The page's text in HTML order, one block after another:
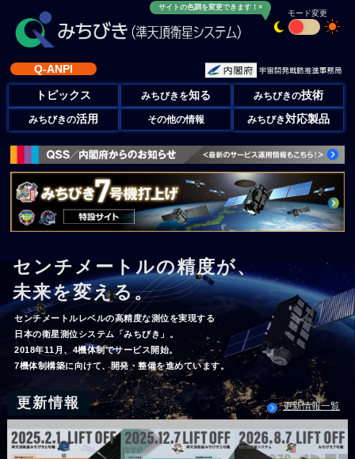
サイトの色調を変更できます！×
モード変更
Q-ANPI
トピックス みちびきを知る みちびきの技術
みちびきの活用 その他の情報 みちびき対応製品
センチメートルの精度が、
未来を変える。
センチメートルレベルの高精度な測位を実現する
日本の衛星測位システム「みちびき」。
2018年11月、4機体制でサービス開始。
7機体制構築に向けて、開発・整備を進めています。
更新情報 更新情報一覧